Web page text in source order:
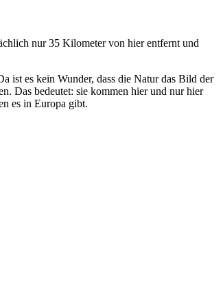
nur 35 Kilometer von hier entfernt und
ist es kein Wunder, dass die Natur das Bild der
Das bedeutet: sie kommen hier und nur hier
es in Europa gibt.